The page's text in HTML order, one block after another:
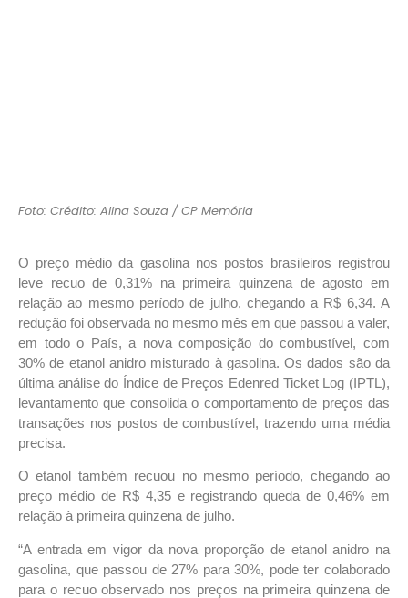
Foto: Crédito: Alina Souza / CP Memória
O preço médio da gasolina nos postos brasileiros registrou
leve recuo de 0,31% na primeira quinzena de agosto em
relação ao mesmo período de julho, chegando a R$ 6,34. A
redução foi observada no mesmo mês em que passou a valer,
em todo o País, a nova composição do combustível, com
30% de etanol anidro misturado à gasolina. Os dados são da
última análise do Índice de Preços Edenred Ticket Log (IPTL),
levantamento que consolida o comportamento de preços das
transações nos postos de combustível, trazendo uma média
precisa.
O etanol também recuou no mesmo período, chegando ao
preço médio de R$ 4,35 e registrando queda de 0,46% em
relação à primeira quinzena de julho.
“A entrada em vigor da nova proporção de etanol anidro na
gasolina, que passou de 27% para 30%, pode ter colaborado
para o recuo observado nos preços na primeira quinzena de